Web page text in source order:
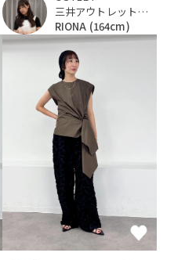
三井アウトレットパーク ジャズドリーム長島
RIONA (164cm)